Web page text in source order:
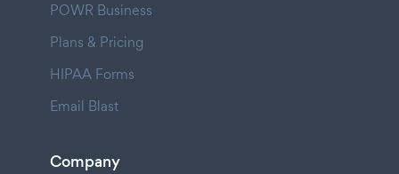
POWR Business
Plans & Pricing
HIPAA Forms
Email Blast
Company